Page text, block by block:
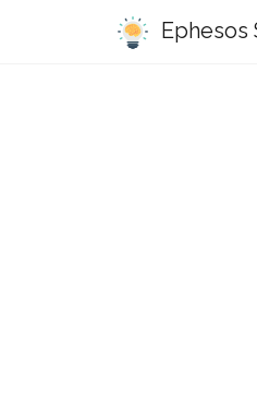
Ephesos